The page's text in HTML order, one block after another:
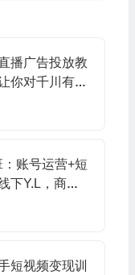
播广告投放教
你对千川有一
账号运营+短
下Y.L，商家
短视频变现训